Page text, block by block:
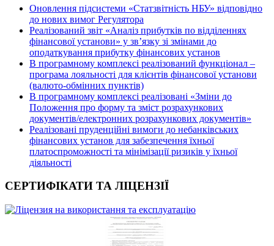
Оновлення підсистеми «Статзвітність НБУ» відповідно
до нових вимог Регулятора
Реалізований звіт «Аналіз прибутків по відділеннях
фінансової установи» у зв’язку зі змінами до
оподаткування прибутку фінансових установ
В програмному комплексі реалізований функціонал –
програма лояльності для клієнтів фінансової установи
(валюто-обмінних пунктів)
В програмному комплексі реалізовані «Зміни до
Положення про форму та зміст розрахункових
документів/електронних розрахункових документів»
Реалізовані пруденційні вимоги до небанківських
фінансових установ для забезпечення їхньої
платоспроможності та мінімізації ризиків у їхньої
діяльності
СЕРТИФІКАТИ ТА ЛІЦЕНЗІЇ